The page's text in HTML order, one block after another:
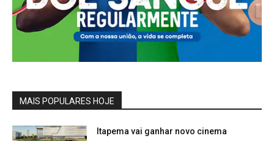
MAIS POPULARES HOJE
Itapema vai ganhar novo cinema